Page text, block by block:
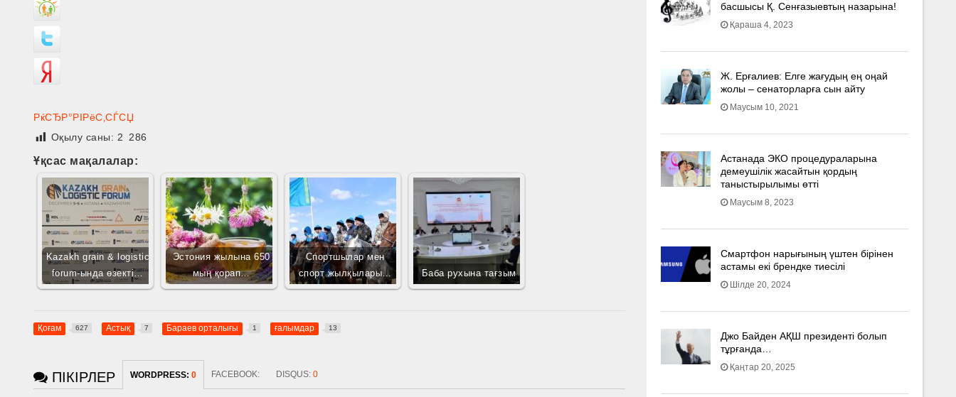
РќСЂР°РІРёС‚СЃСЏ
Оқылу саны: 2 286
Ұқсас мақалалар:
Kazakh grain & logistic
forum-ында өзекті…
Эстония жылына 650
мың қорап…
Спортшылар мен
спорт жылқылары…
Баба рухына тағзым
Қоғам 627 Астық 7 Бараев орталығы 1 ғалымдар 13
ПІКІРЛЕР WORDPRESS:0 FACEBOOK: DISQUS:0
басшысы Қ. Сенғазыевтың назарына!
Қараша 4, 2023
Ж. Ерғалиев: Елге жағудың ең оңай
жолы – сенаторларға сын айту
Маусым 10, 2021
Астанада ЭКО процедураларына
демеушілік жасайтын қордың
таныстырылымы өтті
Маусым 8, 2023
Смартфон нарығының үштен бірінен
астамы екі брендке тиесілі
Шілде 20, 2024
Джо Байден АҚШ президенті болып
тұрғанда…
Қаңтар 20, 2025